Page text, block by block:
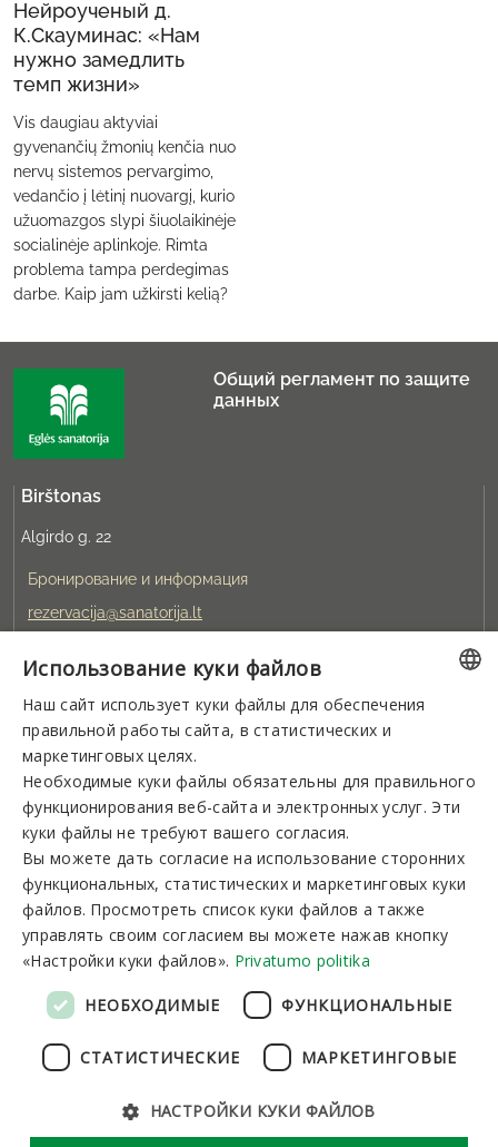
Нейроученый д.
К.Скауминас: «Нам
нужно замедлить
темп жизни»
Vis daugiau aktyviai
gyvenančių žmonių kenčia nuo
nervų sistemos pervargimo,
vedančio į lėtinį nuovargį, kurio
užuomazgos slypi šiuolaikinėje
socialinėje aplinkoje. Rimta
problema tampa perdegimas
darbe. Kaip jam užkirsti kelią?
Общий регламент по защите
данных
Birštonas
Algirdo g. 22
Бронирование и информация
rezervacija@sanatorija.lt
+37031360220
Вы можете зарезервировать:
I-V 8:00-19:00 VI-VII 9:00-15:00
Новостная рассылка
Общий регламент по защите данных Настройки куки файлов
LITHUANIAN
ENGLISH
Использование куки файлов
Наш сайт использует куки файлы для обеспечения
правильной работы сайта, в статистических и
маркетинговых целях.
Необходимые куки файлы обязательны для правильного
функционирования веб-сайта и электронных услуг. Эти
куки файлы не требуют вашего согласия.
Вы можете дать согласие на использование сторонних
функциональных, статистических и маркетинговых куки
файлов. Просмотреть список куки файлов а также
управлять своим согласием вы можете нажав кнопку
«Настройки куки файлов». Privatumo politika
НЕОБХОДИМЫЕ
СТАТИСТИЧЕСКИЕ МАРКЕТИНГОВЫЕ
ФУНКЦИОНАЛЬНЫЕ
НАСТРОЙКИ КУКИ ФАЙЛОВ